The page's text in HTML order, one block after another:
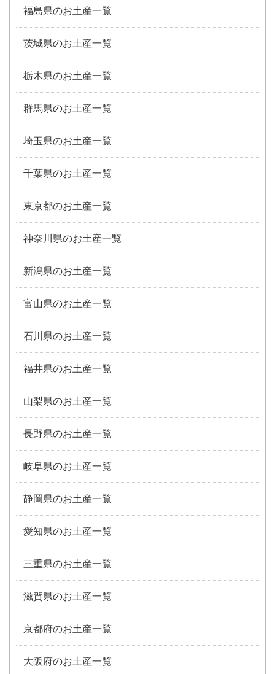
福島県のお土産一覧
茨城県のお土産一覧
栃木県のお土産一覧
群馬県のお土産一覧
埼玉県のお土産一覧
千葉県のお土産一覧
東京都のお土産一覧
神奈川県のお土産一覧
新潟県のお土産一覧
富山県のお土産一覧
石川県のお土産一覧
福井県のお土産一覧
山梨県のお土産一覧
長野県のお土産一覧
岐阜県のお土産一覧
静岡県のお土産一覧
愛知県のお土産一覧
三重県のお土産一覧
滋賀県のお土産一覧
京都府のお土産一覧
大阪府のお土産一覧